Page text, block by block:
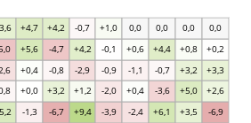
-1,3 -6,7 +9,4 -3,9 -2,4 +6,1 +3,5 -6,9
+0,0 +3,2 +1,2 -2,0 +0,4 -3,6 +5,0 +2,6
+0,4 -0,8 -2,9 -0,9 -1,1 -0,7 +3,2 +3,3
+5,6 -4,7 +4,2 -0,1 +0,6 +4,4 +0,8 +0,2
+4,7 +4,2 -0,7 +1,0 0,0 0,0 0,0 0,0